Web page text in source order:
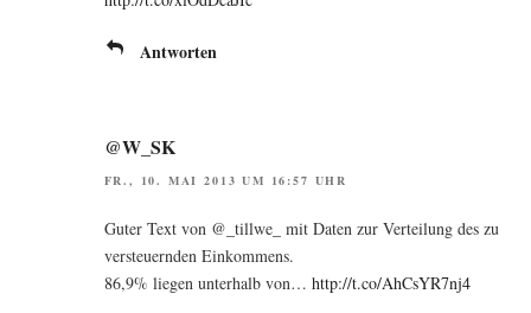
Antworten
@W_SK
FR., 10. MAI 2013 UM 16:57 UHR
Guter Text von @_tillwe_ mit Daten zur Ver­tei­lung des zu
ver­steu­ern­den Einkommens.
86,9% lie­gen unter­halb von… http://t.co/AhCsYR7nj4